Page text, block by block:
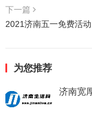
下一篇
2021济南五一免费活动
为您推荐
济南宽